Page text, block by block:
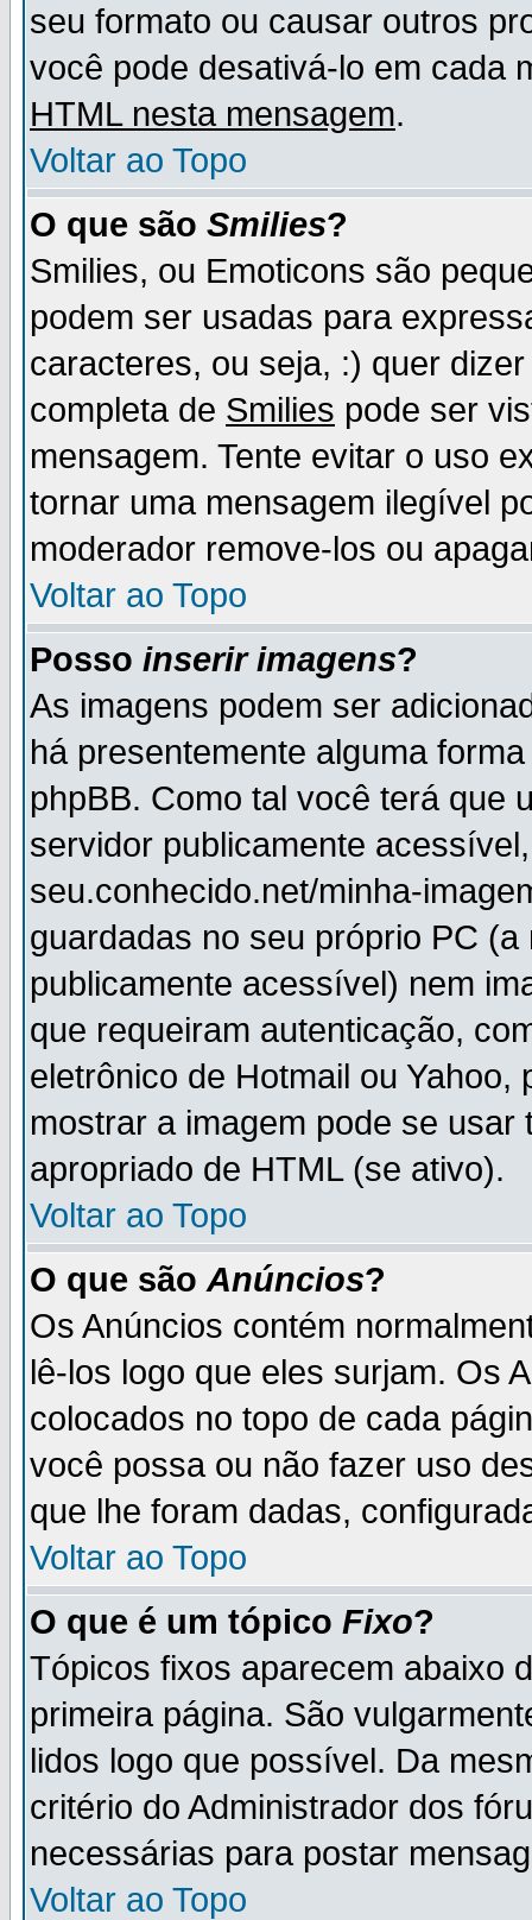
seu formato ou causar outros
você pode desativá-lo em cada
HTML nesta mensagem.
Voltar ao Topo
O que são Smilies?
Smilies, ou Emoticons são
podem ser usadas para
caracteres, ou seja, :) quer
completa de Smilies pode ser
mensagem. Tente evitar o uso
tornar uma mensagem ilegível
moderador remove-los ou
Voltar ao Topo
Posso inserir imagens?
As imagens podem ser
há presentemente alguma
phpBB. Como tal você terá que
servidor publicamente
seu.conhecido.net/minha-
guardadas no seu próprio PC
publicamente acessível) nem
que requeiram autenticação,
eletrônico de Hotmail ou
mostrar a imagem pode se
apropriado de HTML (se ativo).
Voltar ao Topo
O que são Anúncios?
Os Anúncios contém
lê-los logo que eles surjam. Os
colocados no topo de cada
você possa ou não fazer uso
que lhe foram dadas,
Voltar ao Topo
O que é um tópico Fixo?
Tópicos fixos aparecem abaixo
primeira página. São
lidos logo que possível. Da
critério do Administrador dos
necessárias para postar
Voltar ao Topo